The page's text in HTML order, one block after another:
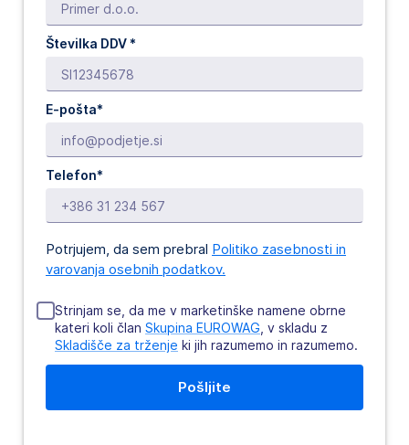
Številka DDV *
E-pošta*
Telefon*
Potrjujem, da sem prebral Politiko zasebnosti in
varovanja osebnih podatkov.
Strinjam se, da me v marketinške namene obrne
kateri koli član Skupina EUROWAG, v skladu z
Skladišče za trženje ki jih razumemo in razumemo.